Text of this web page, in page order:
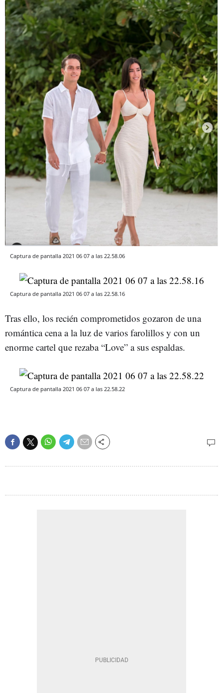
Captura de pantalla 2021 06 07 a las 22.58.06
Captura de pantalla 2021 06 07 a las 22.58.16
Tras ello, los recién comprometidos gozaron de una
romántica cena a la luz de varios farolillos y con un
enorme cartel que rezaba “Love” a sus espaldas.
Captura de pantalla 2021 06 07 a las 22.58.22